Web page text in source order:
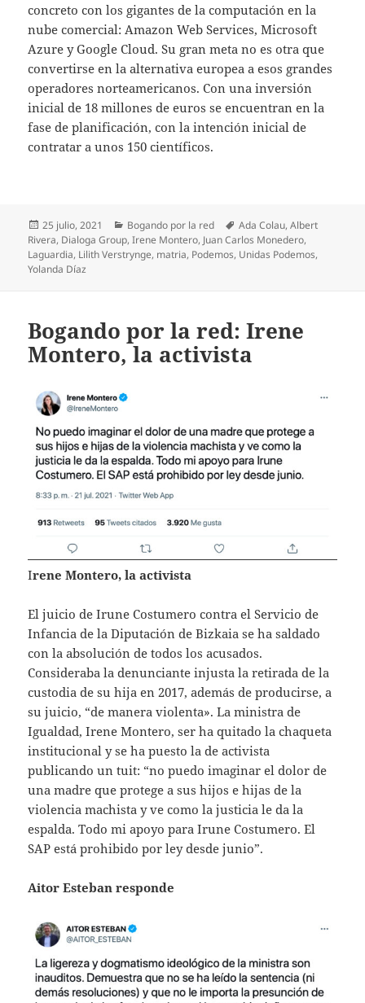
concreto con los gigantes de la computación en la
nube comercial: Amazon Web Services, Microsoft
Azure y Google Cloud. Su gran meta no es otra que
convertirse en la alternativa europea a esos grandes
operadores norteamericanos. Con una inversión
inicial de 18 millones de euros se encuentran en la
fase de planificación, con la intención inicial de
contratar a unos 150 científicos.
Publicado
el
25 julio, 2021 Categorías
Bogando por la red Etiquetas
Ada Colau,Albert
Rivera, Dialoga Group,Irene Montero, Juan Carlos Monedero,
Laguardia, Lilith Verstrynge, matria, Podemos, Unidas Podemos,
Yolanda Díaz
Bogando por la red: Irene
Montero, la activista
Irene Montero, la activista
El juicio de Irune Costumero contra el Servicio de
Infancia de la Diputación de Bizkaia se ha saldado
con la absolución de todos los acusados.
Consideraba la denunciante injusta la retirada de la
custodia de su hija en 2017, además de producirse, a
su juicio, “de manera violenta». La ministra de
Igualdad, Irene Montero, ser ha quitado la chaqueta
institucional y se ha puesto la de activista
publicando un tuit: “no puedo imaginar el dolor de
una madre que protege a sus hijos e hijas de la
violencia machista y ve como la justicia le da la
espalda. Todo mi apoyo para Irune Costumero. El
SAP está prohibido por ley desde junio”.
Aitor Esteban responde